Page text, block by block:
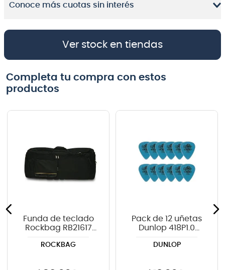
Conoce más cuotas sin interés
Ver stock en tiendas
Completa tu compra con estos
productos
Funda de teclado
Rockbag RB21617
ROCKBAG
Pack de 12 uñetas
Dunlop 418P1.0
DUNLOP